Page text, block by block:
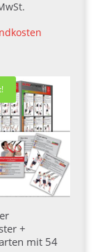
€19,99 €.
+
mit 54